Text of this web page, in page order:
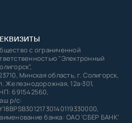
с ограниченной
"Электронный
Минская область, г. Солигорск,
Железнодорожная, 12а-301,
691542560,
р/с:
банка: ОАО 'СБЕР БАНК'